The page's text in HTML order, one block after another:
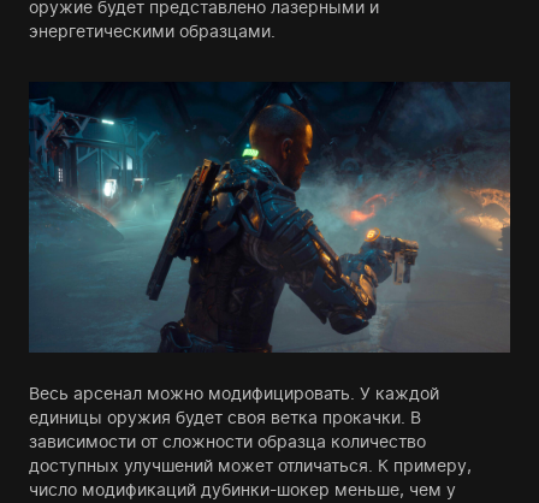
оружие будет представлено лазерными и
энергетическими образцами.
Весь арсенал можно модифицировать. У каждой
единицы оружия будет своя ветка прокачки. В
зависимости от сложности образца количество
доступных улучшений может отличаться. К примеру,
число модификаций дубинки-шокер меньше, чем у